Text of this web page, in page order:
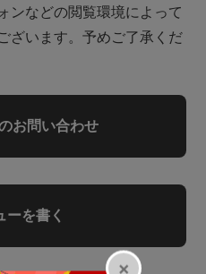
ンなどの閲覧環境によって
ざいます。予めご了承くだ
お問い合わせ
ーを書く